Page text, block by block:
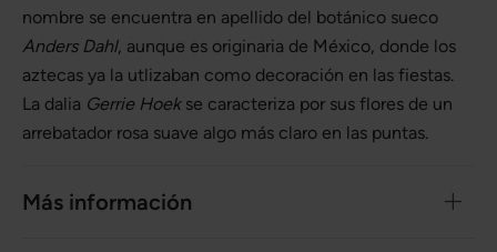
nombre se encuentra en apellido del botánico sueco
Anders Dahl, aunque es originaria de México, donde los
aztecas ya la utlizaban como decoración en las fiestas.
La dalia Gerrie Hoekse caracteriza por sus flores de un
arrebatador rosa suave algo más claro en las puntas.
Más información